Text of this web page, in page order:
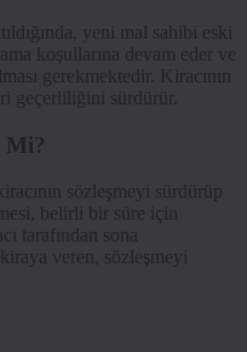
yeni mal sahibi eski
koşullarına devam eder ve
gerekmektedir. Kiracının
geçerliliğini sürdürür.
Mi?
sözleşmeyi sürdürüp
belirli bir süre için
tarafından sona
veren, sözleşmeyi